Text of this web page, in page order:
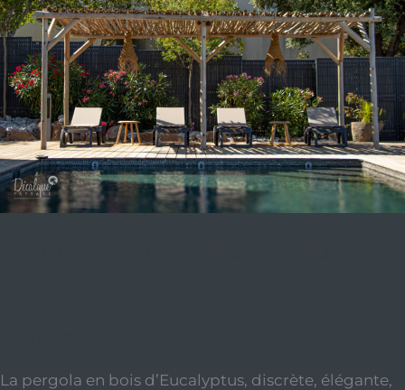
La pergola en bois d’Eucalyptus, discrète, élégante,
bois
d’Eucalyptus